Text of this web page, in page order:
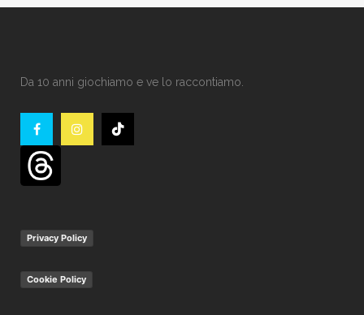
Da 10 anni giochiamo e ve lo raccontiamo.
Privacy Policy
Cookie Policy